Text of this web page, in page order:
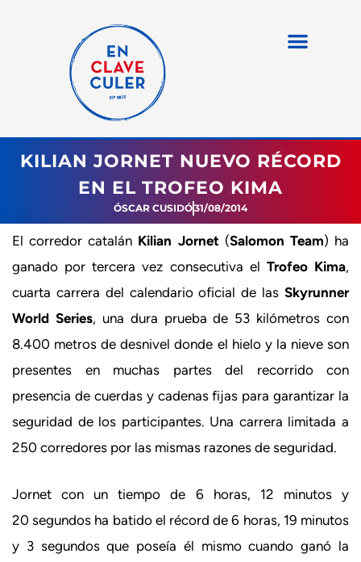
KILIAN JORNET NUEVO RÉCORD
EN EL TROFEO KIMA
ÓSCAR CUSIDÓ31/08/2014
El corredor catalán Kilian Jornet(Salomon Team) ha
ganado por tercera vez consecutiva el Trofeo Kima,
cuarta carrera del calendario oficial de las Skyrunner
World Series, una dura prueba de 53 kilómetros con
8.400 metros de desnivel donde el hielo y la nieve son
presentes en muchas partes del recorrido con
presencia de cuerdas y cadenas fijas para garantizar la
seguridad de los participantes. Una carrera limitada a
250 corredores por las mismas razones de seguridad.
Jornet con un tiempo de 6 horas, 12 minutos y
20 segundos ha batido el récord de 6 horas, 19 minutos
y 3 segundos que poseía él mismo cuando ganó la